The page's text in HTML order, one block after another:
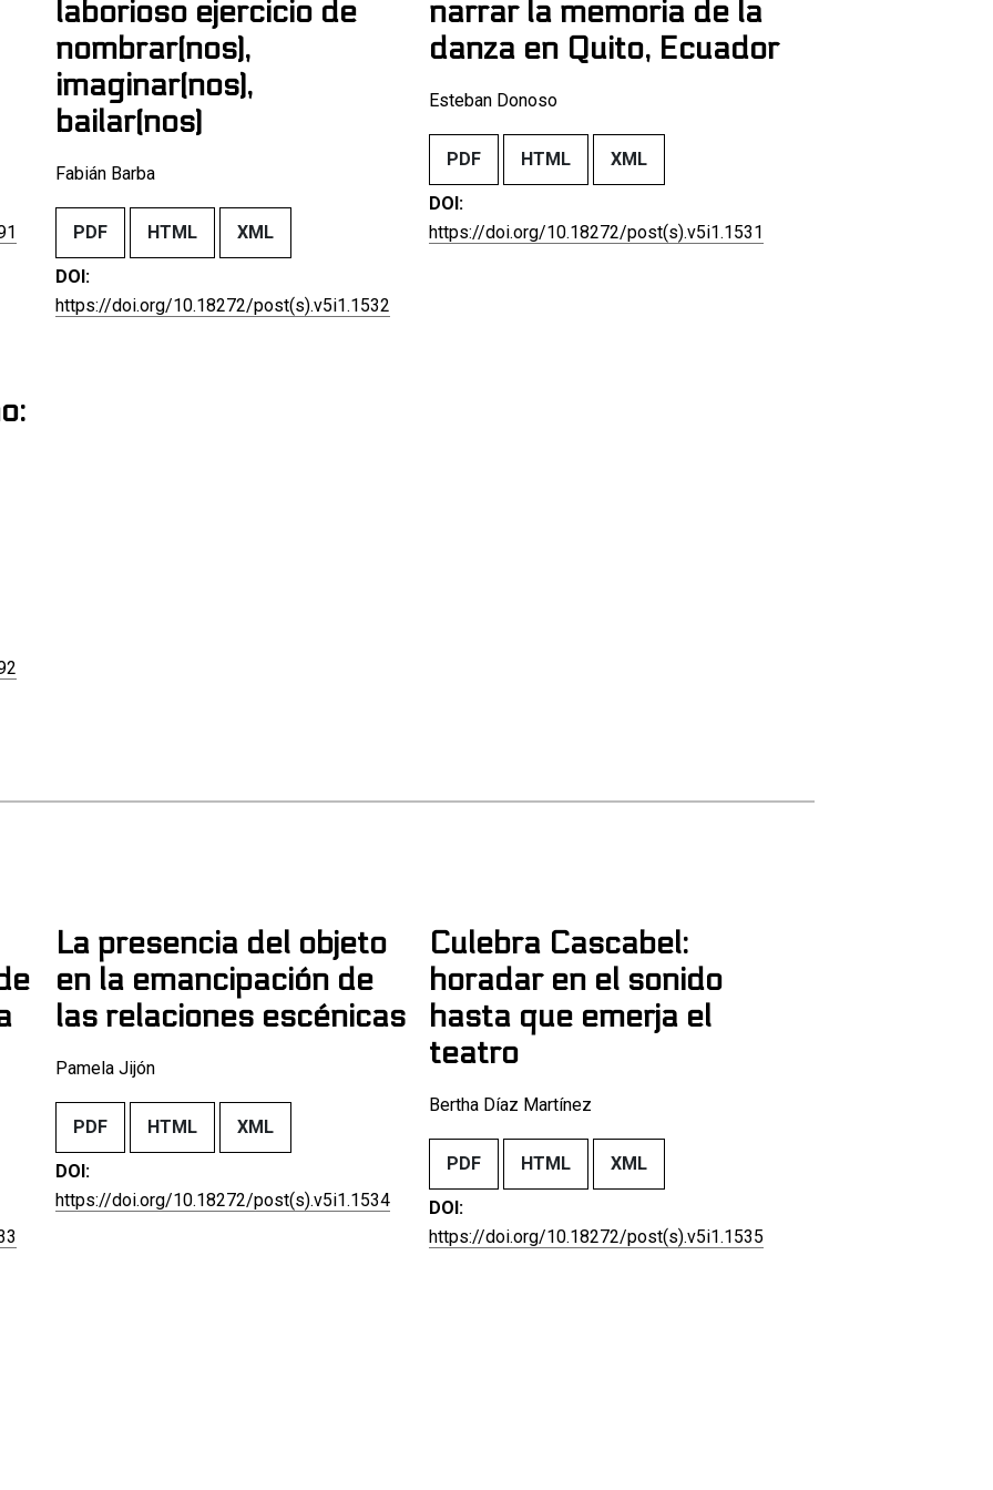
laborioso ejercicio de
nombrar(nos),
imaginar(nos),
bailar(nos)
Fabián Barba
PDF HTML XML
DOI:
https://doi.org/10.18272/post(s).v5i1.1532
narrar la memoria de la
danza en Quito, Ecuador
Esteban Donoso
PDF HTML XML
DOI:
https://doi.org/10.18272/post(s).v5i1.1531
La presencia del objeto
en la emancipación de
las relaciones escénicas
Pamela Jijón
PDF HTML XML
DOI:
https://doi.org/10.18272/post(s).v5i1.1534
Culebra Cascabel:
horadar en el sonido
hasta que emerja el
teatro
Bertha Díaz Martínez
PDF HTML XML
DOI:
https://doi.org/10.18272/post(s).v5i1.1535